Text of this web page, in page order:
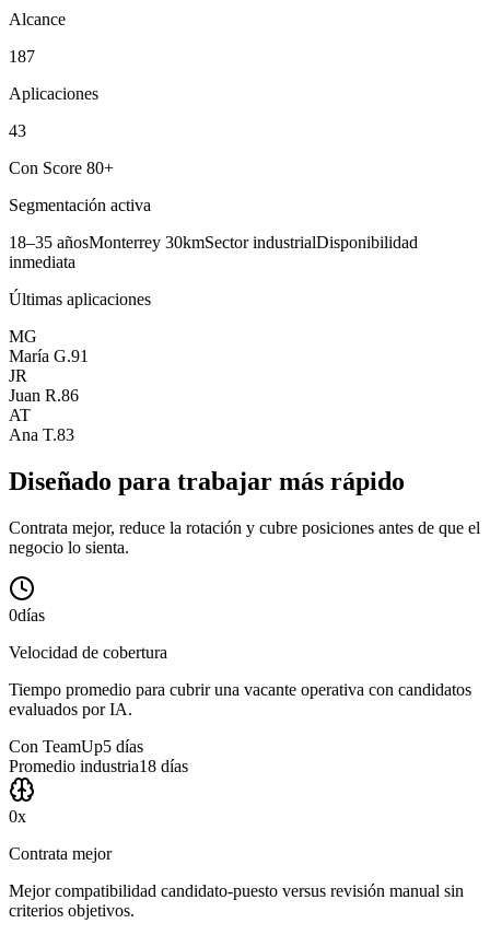
Alcance
187
Aplicaciones
43
Con Score 80+
Segmentación activa
18–35 añosMonterrey 30kmSector industrialDisponibilidad
inmediata
Últimas aplicaciones
MG
María G.91
JR
Juan R.86
AT
Ana T.83
Diseñado para trabajar más rápido
Contrata mejor, reduce la rotación y cubre posiciones antes de que el
negocio lo sienta.
0días
Velocidad de cobertura
Tiempo promedio para cubrir una vacante operativa con candidatos
evaluados por IA.
Con TeamUp5 días
Promedio industria18 días
0x
Contrata mejor
Mejor compatibilidad candidato-puesto versus revisión manual sin
criterios objetivos.